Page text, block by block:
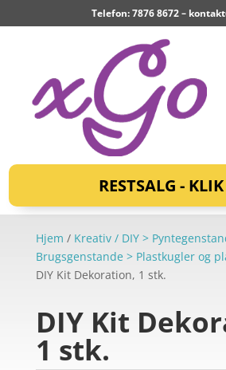
Telefon: 7876 8672 –
RESTSALG -
Hjem / Kreativ / DIY >
Brugsgenstande > Plastkugler og
DIY Kit Dekoration, 1 stk.
DIY Kit
1 stk.